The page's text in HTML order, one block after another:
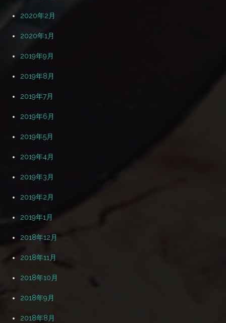
2020年2月
2020年1月
2019年9月
2019年8月
2019年7月
2019年6月
2019年5月
2019年4月
2019年3月
2019年2月
2019年1月
2018年12月
2018年11月
2018年10月
2018年9月
2018年8月